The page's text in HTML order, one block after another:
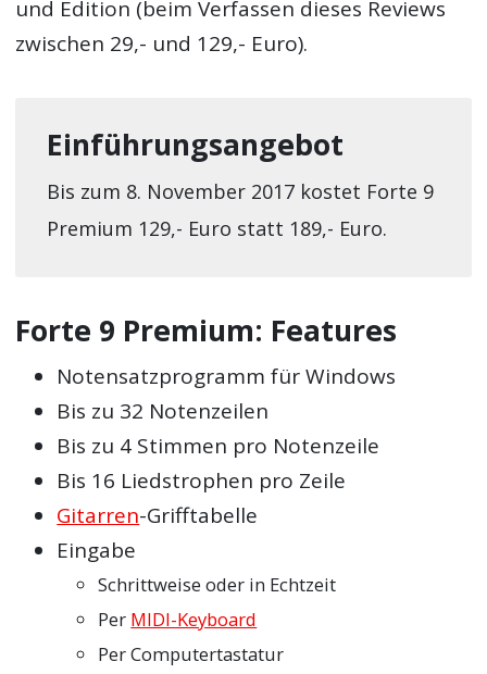
und Edition (beim Verfassen dieses Reviews
zwischen 29,- und 129,- Euro).
Einführungsangebot
Bis zum 8. November 2017 kostet Forte 9
Premium 129,- Euro statt 189,- Euro.
Forte 9 Premium: Features
Notensatzprogramm für Windows
Bis zu 32 Notenzeilen
Bis zu 4 Stimmen pro Notenzeile
Bis 16 Liedstrophen pro Zeile
Gitarren-Grifftabelle
Eingabe
Schrittweise oder in Echtzeit
Per MIDI-Keyboard
Per Computertastatur